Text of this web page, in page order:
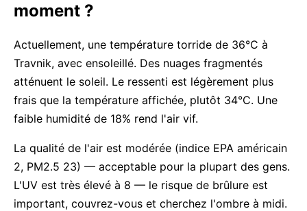
moment ?
Actuellement, une température torride de 36°C à
Travnik, avec ensoleillé. Des nuages fragmentés
atténuent le soleil. Le ressenti est légèrement plus
frais que la température affichée, plutôt 34°C. Une
faible humidité de 18% rend l'air vif.
La qualité de l'air est modérée (indice EPA américain
2, PM2.5 23) — acceptable pour la plupart des gens.
L'UV est très élevé à 8 — le risque de brûlure est
important, couvrez-vous et cherchez l'ombre à midi.